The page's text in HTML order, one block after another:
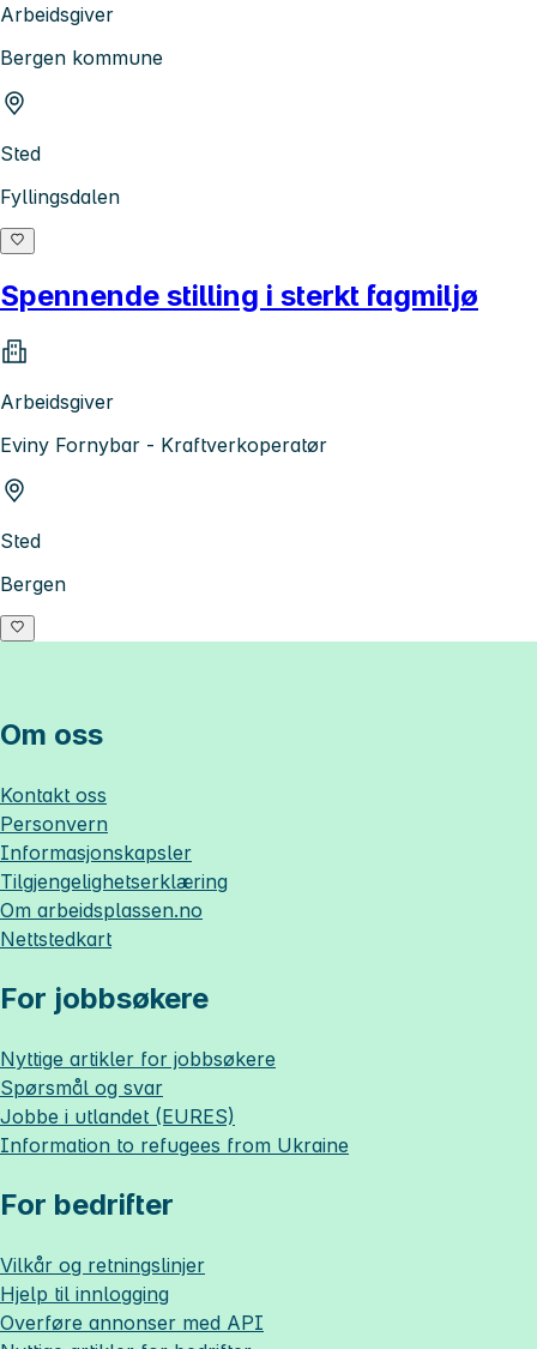
Arbeidsgiver
Bergen kommune
Sted
Fyllingsdalen
Spennende stilling i sterkt fagmiljø
Arbeidsgiver
Eviny Fornybar - Kraftverkoperatør
Sted
Bergen
Om oss
Kontakt oss
Personvern
Informasjonskapsler
Tilgjengelighetserklæring
Om arbeidsplassen.no
Nettstedkart
For jobbsøkere
Nyttige artikler for jobbsøkere
Spørsmål og svar
Jobbe i utlandet (EURES)
Information to refugees from Ukraine
For bedrifter
Vilkår og retningslinjer
Hjelp til innlogging
Overføre annonser med API